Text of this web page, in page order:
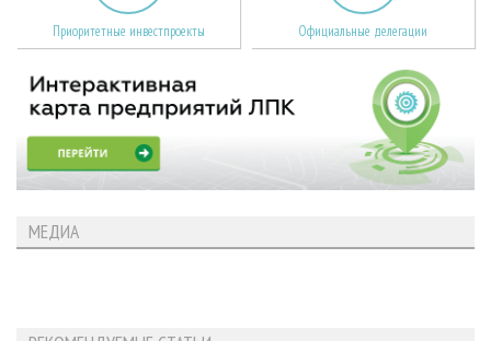
Приоритетные инвестпроекты Официальные делегации
МЕДИА